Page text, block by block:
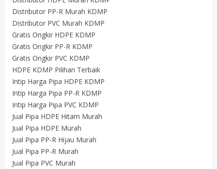
Distributor PP-R Murah KDMP
Distributor PVC Murah KDMP
Gratis Ongkir HDPE KDMP
Gratis Ongkir PP-R KDMP
Gratis Ongkir PVC KDMP
HDPE KDMP Pilihan Terbaik
Intip Harga Pipa HDPE KDMP
Intip Harga Pipa PP-R KDMP
Intip Harga Pipa PVC KDMP
Jual Pipa HDPE Hitam Murah
Jual Pipa HDPE Murah
Jual Pipa PP-R Hijau Murah
Jual Pipa PP-R Murah
Jual Pipa PVC Murah